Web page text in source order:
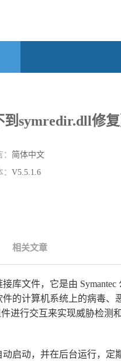
symredir.dll修复
简体中文
V5.5.1.6
相关文章
接库文件，它是由
件的计算机系统上的病毒
进行交互来实现威胁检
动启动，并在后台运行，